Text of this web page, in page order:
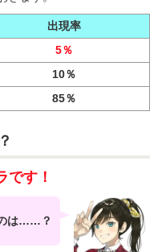
出現率
5％
10％
85％
です！
は……？